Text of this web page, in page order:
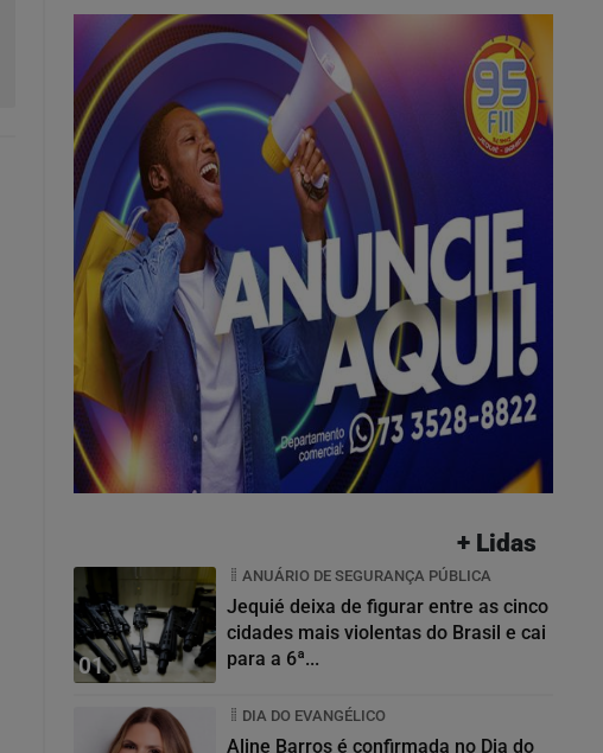
+ Lidas
01
ANUÁRIO DE SEGURANÇA PÚBLICA
Jequié deixa de figurar entre as cinco
cidades mais violentas do Brasil e cai
para a 6ª...
DIA DO EVANGÉLICO
Aline Barros é confirmada no Dia do